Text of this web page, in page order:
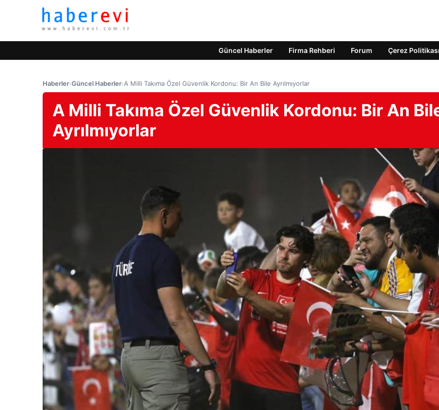
Güncel Haberler Firma Rehberi Forum Çerez Politikası
Haberler›Güncel Haberler›A Milli Takıma Özel Güvenlik Kordonu: Bir An Bile Ayrılmıyorlar
A Milli Takıma Özel Güvenlik Kordonu: Bir An
Ayrılmıyorlar